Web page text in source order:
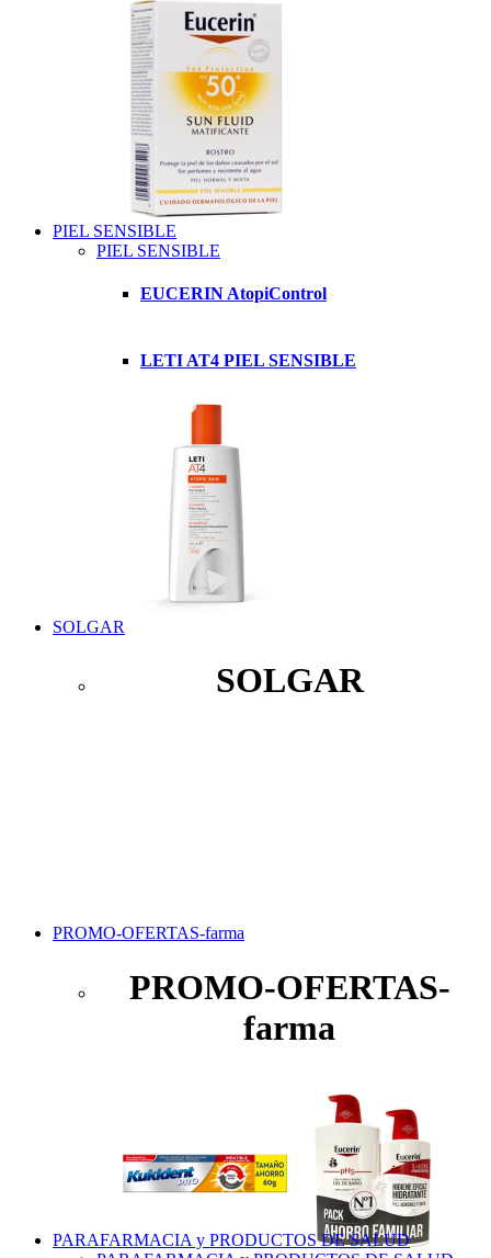
PIEL SENSIBLE
PIEL SENSIBLE
EUCERIN AtopiControl
LETI AT4 PIEL SENSIBLE
SOLGAR
SOLGAR
PROMO-OFERTAS-farma
PROMO-OFERTAS-
farma
PARAFARMACIA y PRODUCTOS DE SALUD